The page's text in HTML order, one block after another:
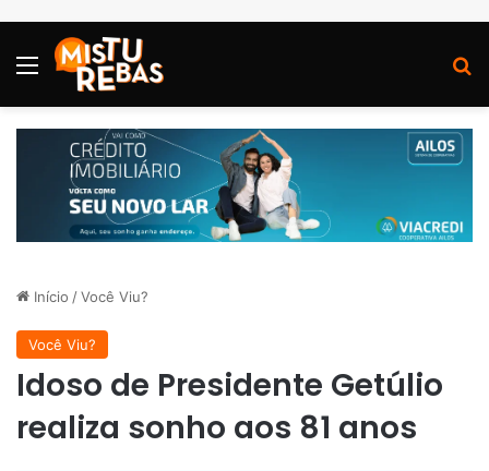
Menu
Início /Você Viu?
Você Viu?
Idoso de Presidente Getúlio
realiza sonho aos 81 anos